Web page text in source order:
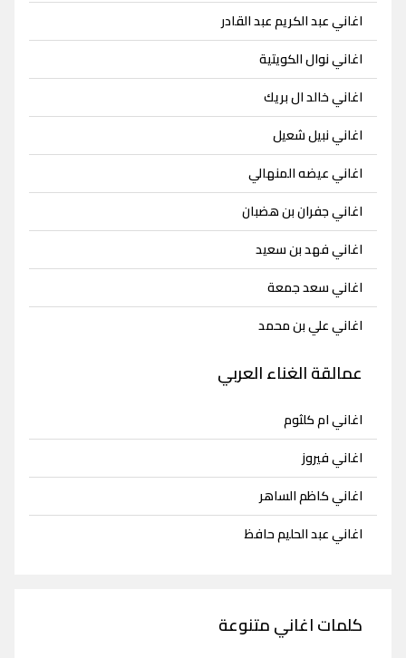
اغاني عبد الكريم عبد القادر
اغاني نوال الكويتية
اغاني خالد ال بريك
اغاني نبيل شعيل
اغاني عيضه المنهالي
اغاني جفران بن هضبان
اغاني فهد بن سعيد
اغاني سعد جمعة
اغاني علي بن محمد
عمالقة الغناء العربي
اغاني ام كلثوم
اغاني فيروز
اغاني كاظم الساهر
اغاني عبد الحليم حافظ
كلمات اغاني متنوعة